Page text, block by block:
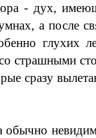
- дух,
а после
глухих
страшными
сразу
обычно